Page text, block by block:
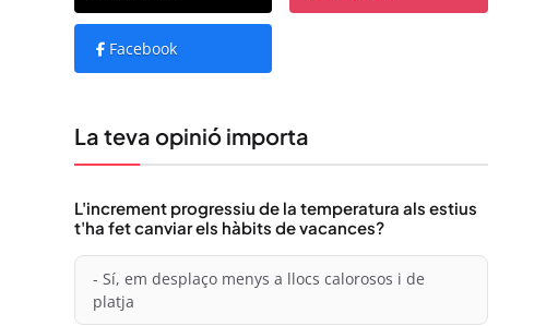
Facebook
La teva opinió importa
L'increment progressiu de la temperatura als estius
t'ha fet canviar els hàbits de vacances?
- Sí, em desplaço menys a llocs calorosos i de
platja